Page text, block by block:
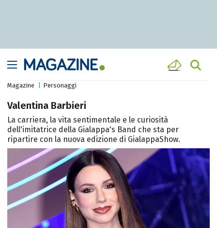
Magazine Personaggi
Valentina Barbieri
La carriera, la vita sentimentale e le curiosità
dell'imitatrice della Gialappa's Band che sta per
ripartire con la nuova edizione di GialappaShow.